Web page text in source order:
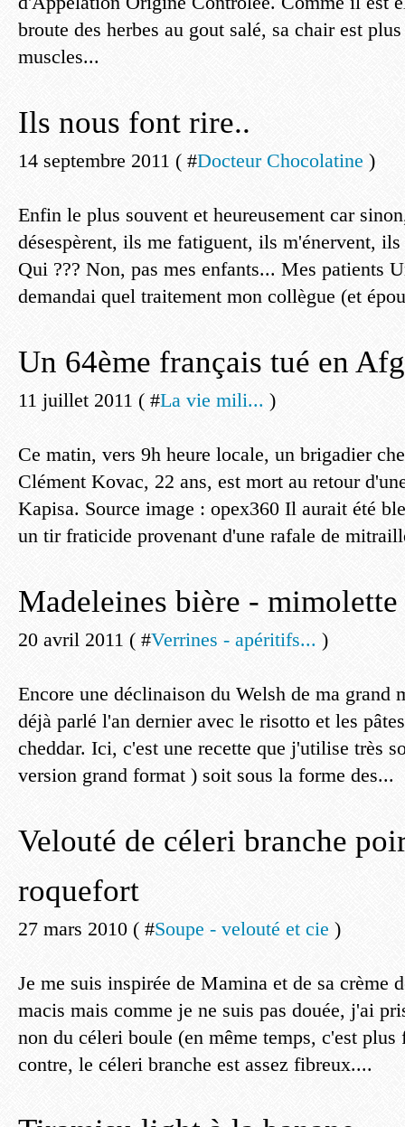
broute des herbes au gout salé, sa chair est
muscles...
Ils nous font rire..
14 septembre 2011 ( #Docteur Chocolatine )
Enfin le plus souvent et heureusement car
désespèrent, ils me fatiguent, ils m'énervent,
Qui ??? Non, pas mes enfants... Mes patients
demandai quel traitement mon collègue (et
Un 64ème français tué en
11 juillet 2011 ( #La vie mili... )
Ce matin, vers 9h heure locale, un brigadier
Clément Kovac, 22 ans, est mort au retour
Kapisa. Source image : opex360 Il aurait été
un tir fraticide provenant d'une rafale de
Madeleines bière -
20 avril 2011 ( #Verrines - apéritifs... )
Encore une déclinaison du Welsh de ma grand
déjà parlé l'an dernier avec le risotto et les
cheddar. Ici, c'est une recette que j'utilise très
version grand format ) soit sous la forme des...
Velouté de céleri branche
roquefort
27 mars 2010 ( #Soupe - velouté et cie )
Je me suis inspirée de Mamina et de sa crème
macis mais comme je ne suis pas douée, j'ai
non du céleri boule (en même temps, c'est plus
contre, le céleri branche est assez fibreux....